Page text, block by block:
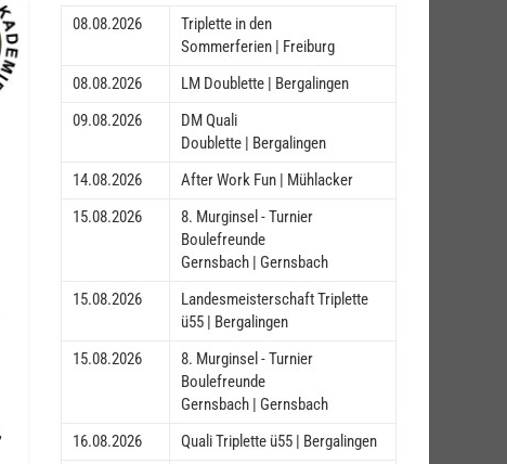
,
08.08.2026
Triplette in den
Sommerferien | Freiburg
08.08.2026
LM Doublette | Bergalingen
09.08.2026
DM Quali
Doublette | Bergalingen
14.08.2026
After Work Fun | Mühlacker
15.08.2026
8. Murginsel - Turnier
Boulefreunde
Gernsbach | Gernsbach
15.08.2026
Landesmeisterschaft Triplette
ü55 | Bergalingen
15.08.2026
8. Murginsel - Turnier
Boulefreunde
Gernsbach | Gernsbach
16.08.2026
Quali Triplette ü55 | Bergalingen